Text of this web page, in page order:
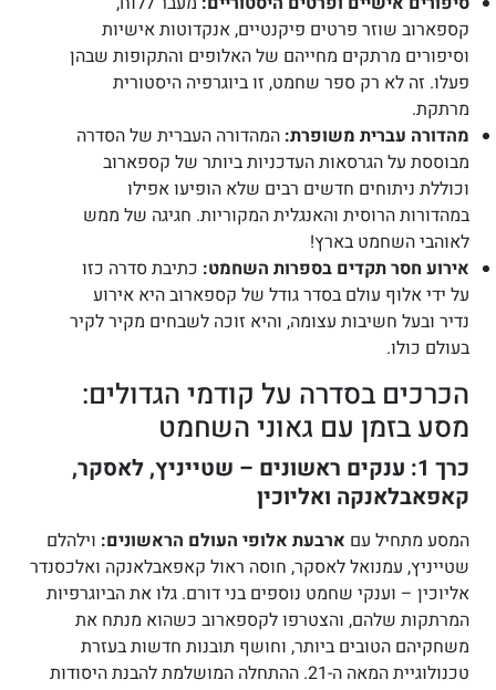
קספארוב שוזר פרטים פיקנטיים, אנקדוטות אישיות
וסיפורים מרתקים מחייהם של האלופים והתקופות שבהן
פעלו. זה לא רק ספר שחמט, זו ביוגרפיה היסטורית
מרתקת.
מהדורה עברית משופרת: המהדורה העברית של הסדרה
מבוססת על הגרסאות העדכניות ביותר של קספארוב
וכוללת ניתוחים חדשים רבים שלא הופיעו אפילו
במהדורות הרוסית והאנגלית המקוריות. חגיגה של ממש
לאוהבי השחמט בארץ!
אירוע חסר תקדים בספרות השחמט: כתיבת סדרה כזו
על ידי אלוף עולם בסדר גודל של קספארוב היא אירוע
נדיר ובעל חשיבות עצומה, והיא זוכה לשבחים מקיר לקיר
בעולם כולו.
הכרכים בסדרה על קודמי הגדולים:
מסע בזמן עם גאוני השחמט
כרך 1: ענקים ראשונים – שטייניץ, לאסקר,
קאפאבלאנקה ואליוכין
המסע מתחיל עם ארבעת אלופי העולם הראשונים: וילהלם
שטייניץ, עמנואל לאסקר, חוסה ראול קאפאבלאנקה ואלכסנדר
אליוכין – וענקי שחמט נוספים בני דורם. גלו את הביוגרפיות
המרתקות שלהם, והצטרפו לקספארוב כשהוא מנתח את
משחקיהם הטובים ביותר, וחושף תובנות חדשות בעזרת
טכנולוגיית המאה ה-21. ההתחלה המושלמת להבנת היסודות